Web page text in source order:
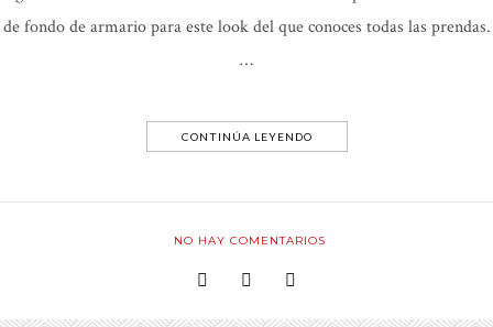
de fondo de armario para este look del que conoces todas las prendas.
…
CONTINÚA LEYENDO
NO HAY COMENTARIOS